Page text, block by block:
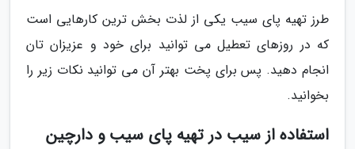
طرز تهیه پای سیب یکی از لذت بخش ترین کارهایی است
که در روزهای تعطیل می توانید برای خود و عزیزان تان
انجام دهید. پس برای پخت بهتر آن می توانید نکات زیر را
بخوانید.
استفاده از سیب در تهیه پای سیب و دارچین